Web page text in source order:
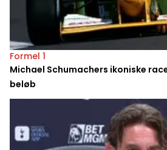
Formel 1
Michael Schumachers ikoniske
beløb